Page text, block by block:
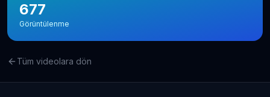
677
Görüntülenme
Tüm videolara dön